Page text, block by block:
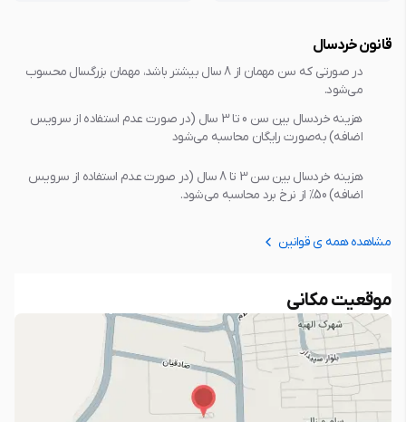
قانون خردسال
در صورتی که سن مهمان از 8 سال بیشتر باشد، مهمان بزرگسال محسوب
می‌شود.
هزینه خردسال بین سن 0 تا 3 سال (در صورت عدم استفاده از سرویس
اضافه) به‌صورت رایگان محاسبه می‌شود
هزینه خردسال بین سن 3 تا 8 سال (در صورت عدم استفاده از سرویس
اضافه) 50% از نرخ برد محاسبه می‌شود.
مشاهده همه ی قوانین
موقعیت مکانی